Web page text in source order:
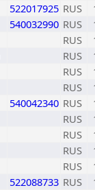
522017925 RUS
540032990 RUS
RUS
RUS
RUS
RUS
540042340 RUS
RUS
RUS
RUS
RUS
522088733 RUS